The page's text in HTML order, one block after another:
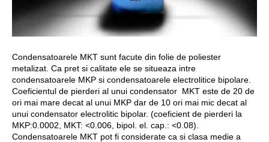
Condensatoarele MKT sunt facute din folie de poliester
metalizat. Ca pret si calitate ele se situeaza intre
condensatoarele MKP si condensatoarele electrolitice bipolare.
Coeficientul de pierderi al unui condensator MKT este de 20 de
ori mai mare decat al unui MKP dar de 10 ori mai mic decat al
unui condensator electrolitic bipolar. (coeficient de pierderi la
MKP:0.0002, MKT: <0.006, bipol. el. cap.: <0.08).
Condensatoarele MKT pot fi considerate ca si clasa medie a